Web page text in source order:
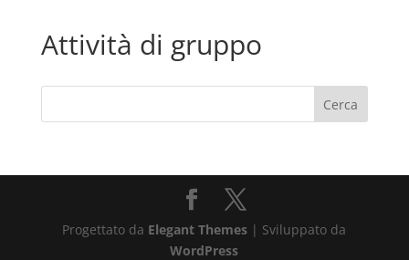
Attività di gruppo
Progettato da Elegant Themes | Sviluppato da
WordPress